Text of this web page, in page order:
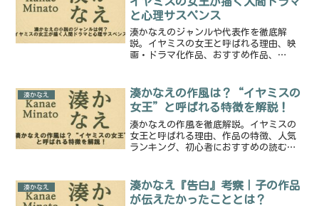
と心理サスペンス
湊かなえのジャンルや代表作を徹底解
説。イヤミスの女王と呼ばれる理由、映
画・ドラマ化作品、おすすめ作品、
湊かなえ
湊かなえの作風は？“イヤミスの
女王”と呼ばれる特徴を解説！
湊かなえの作風を徹底解説。イヤミスの
女王と呼ばれる理由、作品の特徴、人気
ランキング、初心者におすすめの読む順
湊かなえ
湊かなえ『告白』考察｜子の作品
が伝えたかったこととは？